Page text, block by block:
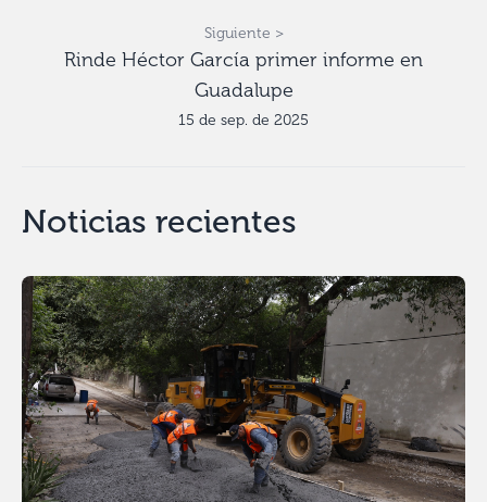
Siguiente >
Rinde Héctor García primer informe en
Guadalupe
15 de sep. de 2025
Noticias recientes